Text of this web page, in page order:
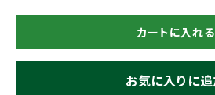
カートに入れる
お気に入りに